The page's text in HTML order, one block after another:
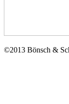
©2013 Bönsch &